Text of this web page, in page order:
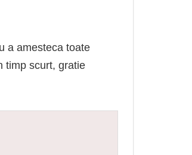
a amesteca toate
timp scurt, gratie